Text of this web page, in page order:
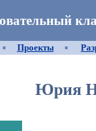
Проекты
Юрия